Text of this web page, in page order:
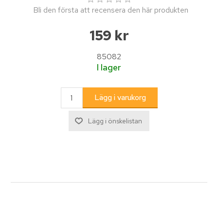
Bli den första att recensera den här produkten
159 kr
85082
I lager